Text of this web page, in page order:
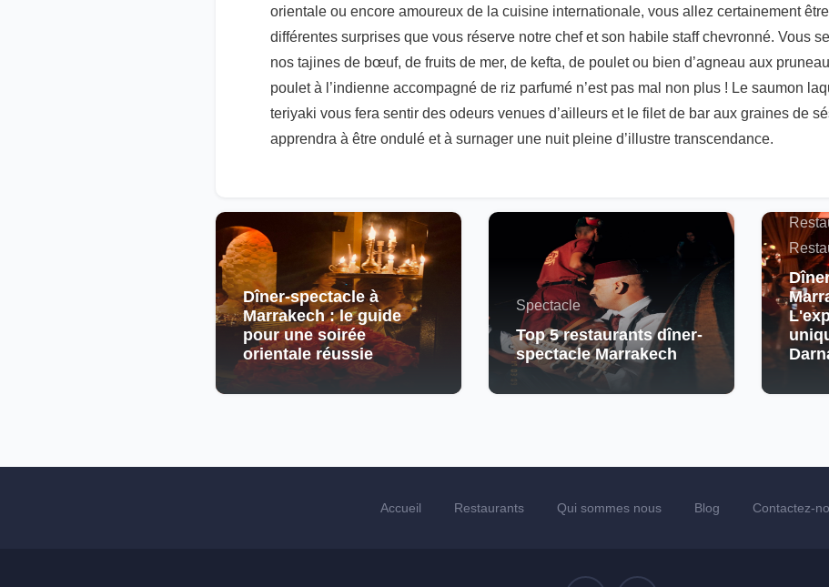
orientale ou encore amoureux de la cuisine internationale, vous allez certainement
différentes surprises que vous réserve notre chef et son habile staff chevronné. Vous
nos tajines de bœuf, de fruits de mer, de kefta, de poulet ou bien d’agneau aux
poulet à l’indienne accompagné de riz parfumé n’est pas mal non plus ! Le saumon
teriyaki vous fera sentir des odeurs venues d’ailleurs et le filet de bar aux graines de
apprendra à être ondulé et à surnager une nuit pleine d’illustre transcendance.
Dîner-spectacle à
Marrakech : le guide
pour une soirée
orientale réussie
Spectacle
Top 5 restaurants dîner-
spectacle Marrakech
Accueil Restaurants Qui sommes nous Blog Contactez-